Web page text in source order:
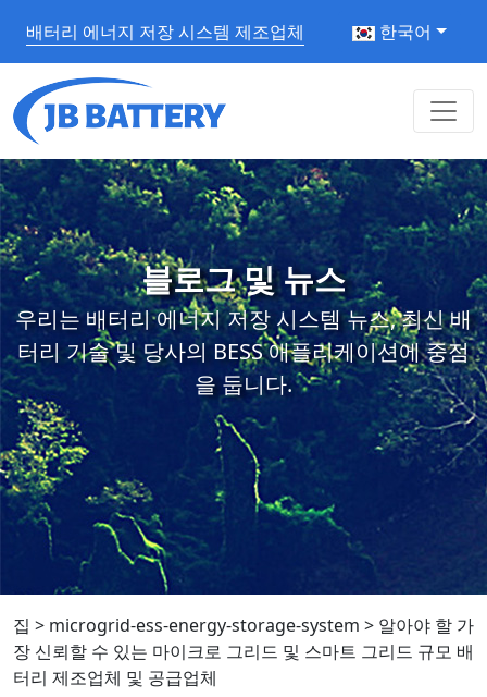
배터리 에너지 저장 시스템 제조업체 한국어
블로그 및 뉴스
우리는 배터리 에너지 저장 시스템 뉴스, 최신 배
터리 기술 및 당사의 BESS 애플리케이션에 중점
을 둡니다.
집 > microgrid-ess-energy-storage-system > 알아야 할 가
장 신뢰할 수 있는 마이크로 그리드 및 스마트 그리드 규모 배
터리 제조업체 및 공급업체